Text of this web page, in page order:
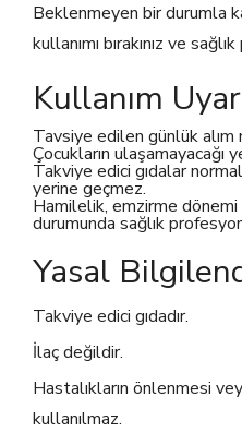
Beklenmeyen bir durumla
kullanımı bırakınız ve
Kullanım
Tavsiye edilen günlük alım
Çocukların ulaşamayacağı
Takviye edici gıdalar
yerine geçmez.
Hamilelik, emzirme dönemi
durumunda sağlık
Yasal
Takviye edici gıdadır.
İlaç değildir.
Hastalıkların önlenmesi
kullanılmaz.